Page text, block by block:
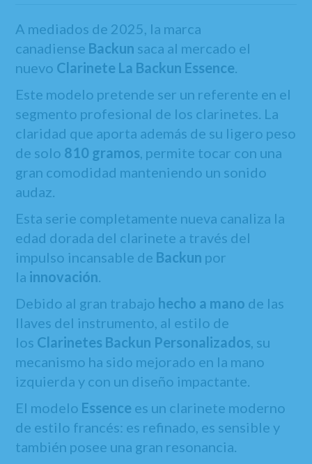
A mediados de 2025, la marca
canadiense Backun saca al mercado el
nuevo Clarinete La Backun Essence.
Este modelo pretende ser un referente en el
segmento profesional de los clarinetes. La
claridad que aporta además de su ligero peso
de solo 810 gramos, permite tocar con una
gran comodidad manteniendo un sonido
audaz.
Esta serie completamente nueva canaliza la
edad dorada del clarinete a través del
impulso incansable de Backun por
la innovación.
Debido al gran trabajo hecho a mano de las
llaves del instrumento, al estilo de
los Clarinetes Backun Personalizados, su
mecanismo ha sido mejorado en la mano
izquierda y con un diseño impactante.
El modelo Essence es un clarinete moderno
de estilo francés: es refinado, es sensible y
también posee una gran resonancia.